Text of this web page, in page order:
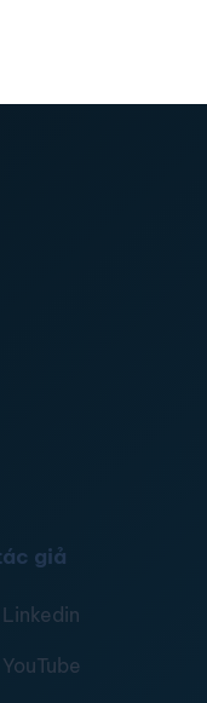
giả
Linkedin
YouTube